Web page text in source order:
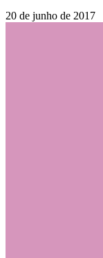
20 de junho de 2017